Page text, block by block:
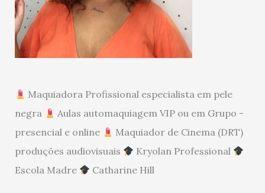
Maquiadora Profissional especialista em pele
negra
Aulas automaquiagem VIP ou em Grupo -
presencial e online
Maquiador de Cinema (DRT)
produções audiovisuais
Kryolan Professional
Escola Madre
Catharine Hill